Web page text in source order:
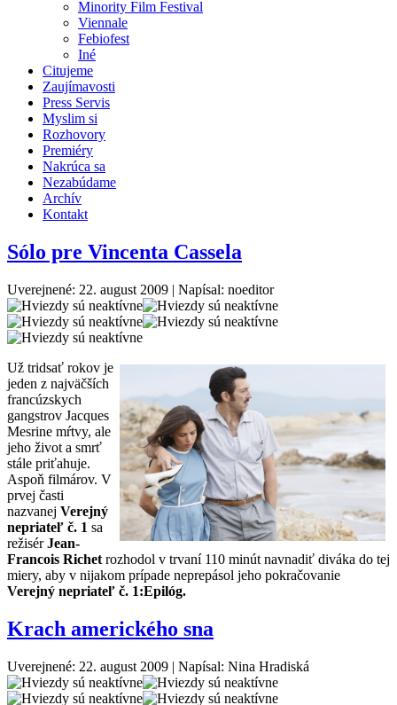
Minority Film Festival
Viennale
Febiofest
Iné
Citujeme
Zaujímavosti
Press Servis
Myslim si
Rozhovory
Premiéry
Nakrúca sa
Nezabúdame
Archív
Kontakt
Sólo pre Vincenta Cassela
Uverejnené: 22. august 2009 | Napísal: noeditor
Už tridsať rokov je
jeden z najväčších
francúzskych
gangstrov Jacques
Mesrine mŕtvy, ale
jeho život a smrť
stále priťahuje.
Aspoň filmárov. V
prvej časti
nazvanej Verejný
nepriateľ č. 1 sa
režisérJean-
Francois Richet rozhodol v trvaní 110 minút navnadiť diváka do tej
miery, aby v nijakom prípade neprepásol jeho pokračovanie
Verejný nepriateľ č. 1:Epilóg.
Krach amerického sna
Uverejnené: 22. august 2009 | Napísal: Nina Hradiská